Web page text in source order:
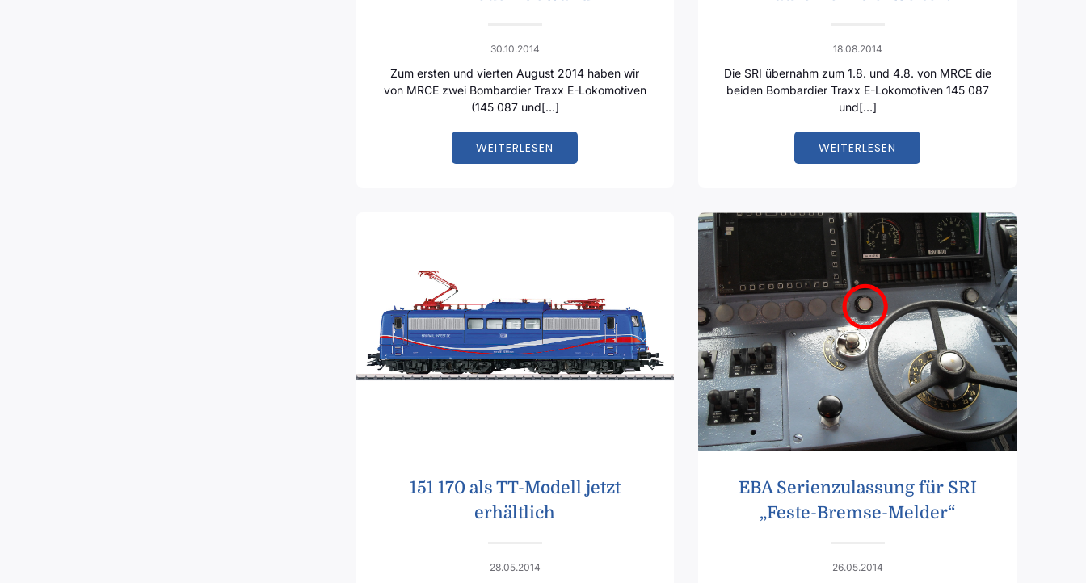
30.10.2014
Zum ersten und vierten August 2014 haben wir
von MRCE zwei Bombardier Traxx E-Lokomotiven
(145 087 und[…]
WEITERLESEN
18.08.2014
Die SRI übernahm zum 1.8. und 4.8. von MRCE die
beiden Bombardier Traxx E-Lokomotiven 145 087
und[…]
WEITERLESEN
151 170 als TT-Modell jetzt
erhältlich
28.05.2014
EBA Serienzulassung für SRI
„Feste-Bremse-Melder“
26.05.2014